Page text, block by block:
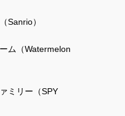
Sanrio）
ム（Watermelon
ミリー（SPY